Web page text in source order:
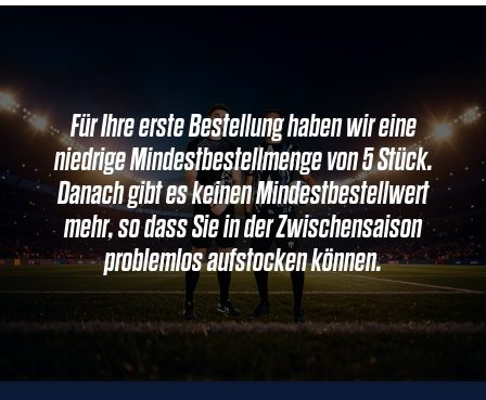
Für Ihre erste Bestellung haben wir eine
niedrige Mindestbestellmenge von 5 Stück.
Danach gibt es keinen Mindestbestellwert
mehr, so dass Sie in der Zwischensaison
problemlos aufstocken können.